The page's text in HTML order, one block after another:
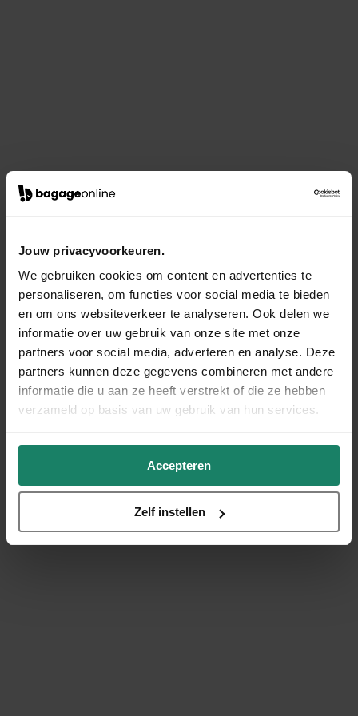
Jouw privacyvoorkeuren.
We gebruiken cookies om content en advertenties te
personaliseren, om functies voor social media te bieden
en om ons websiteverkeer te analyseren. Ook delen we
informatie over uw gebruik van onze site met onze
partners voor social media, adverteren en analyse. Deze
partners kunnen deze gegevens combineren met andere
informatie die u aan ze heeft verstrekt of die ze hebben
verzameld op basis van uw gebruik van hun services.
Accepteren
Zelf instellen